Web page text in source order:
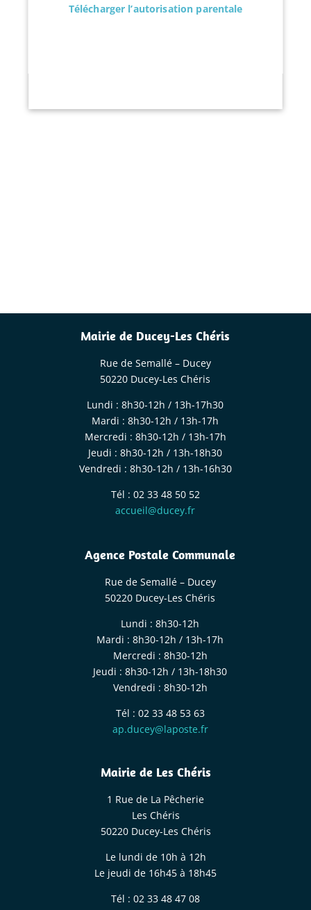
Télécharger l’autorisation parentale
Mairie de Ducey-Les Chéris
Rue de Semallé – Ducey
50220 Ducey-Les Chéris
Lundi : 8h30-12h / 13h-17h30
Mardi : 8h30-12h / 13h-17h
Mercredi : 8h30-12h / 13h-17h
Jeudi : 8h30-12h / 13h-18h30
Vendredi : 8h30-12h / 13h-16h30
Tél : 02 33 48 50 52
accueil@ducey.fr
Agence Postale Communale
Rue de Semallé – Ducey
50220 Ducey-Les Chéris
Lundi : 8h30-12h
Mardi : 8h30-12h / 13h-17h
Mercredi : 8h30-12h
Jeudi : 8h30-12h / 13h-18h30
Vendredi : 8h30-12h
Tél : 02 33 48 53 63
ap.ducey@laposte.fr
Mairie de Les Chéris
1 Rue de La Pêcherie
Les Chéris
50220 Ducey-Les Chéris
Le lundi de 10h à 12h
Le jeudi de 16h45 à 18h45
Tél : 02 33 48 47 08